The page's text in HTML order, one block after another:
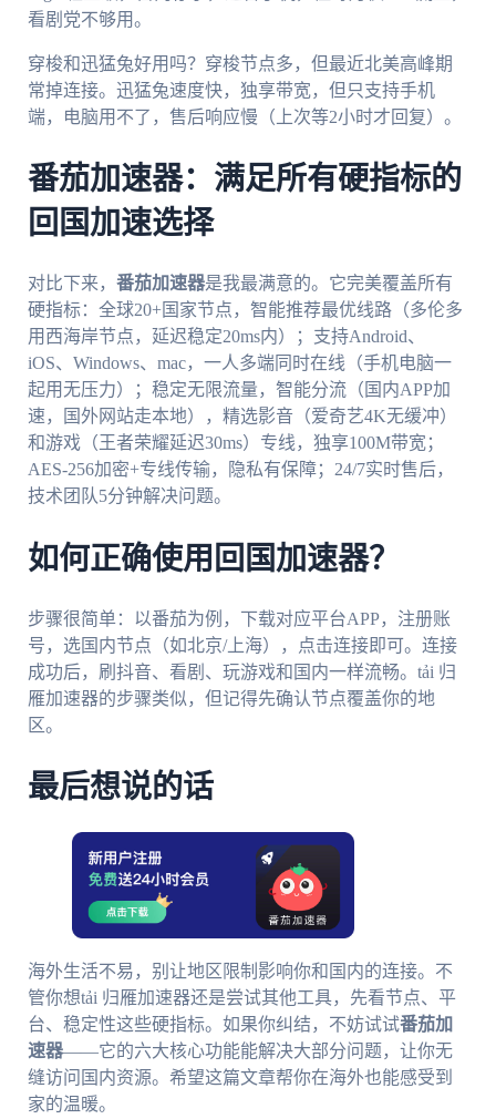
看剧党不够用。
穿梭和迅猛兔好用吗？穿梭节点多，但最近北美高峰期
常掉连接。迅猛兔速度快，独享带宽，但只支持手机
端，电脑用不了，售后响应慢（上次等2小时才回复）。
番茄加速器：满足所有硬指标的
回国加速选择
对比下来， 番茄加速器是我最满意的。它完美覆盖所有
硬指标：全球20+国家节点，智能推荐最优线路（多伦多
用西海岸节点，延迟稳定20ms内）；支持Android、
iOS、Windows、mac，一人多端同时在线（手机电脑一
起用无压力）；稳定无限流量，智能分流（国内APP加
速，国外网站走本地），精选影音（爱奇艺4K无缓冲）
和游戏（王者荣耀延迟30ms）专线，独享100M带宽；
AES-256加密+专线传输，隐私有保障；24/7实时售后，
技术团队5分钟解决问题。
如何正确使用回国加速器？
步骤很简单：以番茄为例，下载对应平台APP，注册账
号，选国内节点（如北京/上海），点击连接即可。连接
成功后，刷抖音、看剧、玩游戏和国内一样流畅。tải 归
雁加速器的步骤类似，但记得先确认节点覆盖你的地
区。
最后想说的话
海外生活不易，别让地区限制影响你和国内的连接。不
管你想tải 归雁加速器还是尝试其他工具，先看节点、平
台、稳定性这些硬指标。如果你纠结，不妨试试番茄加
速器——它的六大核心功能能解决大部分问题，让你无
缝访问国内资源。希望这篇文章帮你在海外也能感受到
家的温暖。